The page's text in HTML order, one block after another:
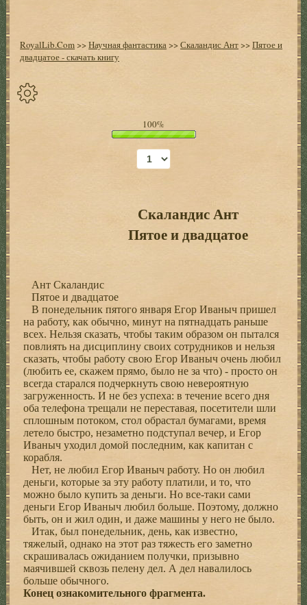
RoyalLib.Com>>Научная фантастика>>Скаландис Ант>>Пятое и
двадцатое - скачать книгу
100%
Скаландис Ант
Пятое и двадцатое
Ант Скаландис
Пятое и двадцатое
В понедельник пятого января Егор Иваныч пришел
на работу, как обычно, минут на пятнадцать раньше
всех. Нельзя сказать, чтобы таким образом он пытался
повлиять на дисциплину своих сотрудников и нельзя
сказать, чтобы работу свою Егор Иваныч очень любил
(любить ее, скажем прямо, было не за что) - просто он
всегда старался подчеркнуть свою невероятную
загруженность. И не без успеха: в течение всего дня
оба телефона трещали не переставая, посетители шли
сплошным потоком, стол обрастал бумагами, время
летело быстро, незаметно подступал вечер, и Егор
Иваныч уходил домой последним, как капитан с
корабля.
Нет, не любил Егор Иваныч работу. Но он любил
деньги, которые за эту работу платили, и то, что
можно было купить за деньги. Но все-таки сами
деньги Егор Иваныч любил больше. Поэтому, должно
быть, он и жил один, и даже машины у него не было.
Итак, был понедельник, день, как известно,
тяжелый, однако на этот раз тяжесть его заметно
скрашивалась ожиданием получки, призывно
маячившей сквозь пелену дел. А дел навалилось
больше обычного.
Конец ознакомительного фрагмента.